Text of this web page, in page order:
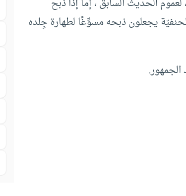
يجعلون ذبحه مسوِّغًا لطهارة جِلده